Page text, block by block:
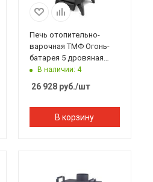
Печь отопительно-
варочная ТМФ Огонь-
батарея 5 дровяная
антрацит
В наличии: 4
26 928руб./шт
В корзину